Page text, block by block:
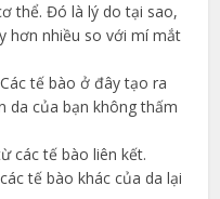
thể. Đó là lý do tại sao,
hơn nhiều so với mí mắt
tế bào ở đây tạo ra
da của bạn không thấm
các tế bào liên kết.
tế bào khác của da lại